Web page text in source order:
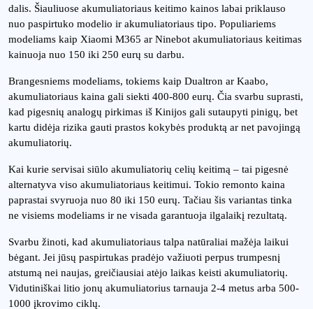
dalis. Šiauliuose akumuliatoriaus keitimo kainos labai priklauso
nuo paspirtuko modelio ir akumuliatoriaus tipo. Populiariems
modeliams kaip Xiaomi M365 ar Ninebot akumuliatoriaus keitimas
kainuoja nuo 150 iki 250 eurų su darbu.
Brangesniems modeliams, tokiems kaip Dualtron ar Kaabo,
akumuliatoriaus kaina gali siekti 400-800 eurų. Čia svarbu suprasti,
kad pigesnių analogų pirkimas iš Kinijos gali sutaupyti pinigų, bet
kartu didėja rizika gauti prastos kokybės produktą ar net pavojingą
akumuliatorių.
Kai kurie servisai siūlo akumuliatorių celių keitimą – tai pigesnė
alternatyva viso akumuliatoriaus keitimui. Tokio remonto kaina
paprastai svyruoja nuo 80 iki 150 eurų. Tačiau šis variantas tinka
ne visiems modeliams ir ne visada garantuoja ilgalaikį rezultatą.
Svarbu žinoti, kad akumuliatoriaus talpa natūraliai mažėja laikui
bėgant. Jei jūsų paspirtukas pradėjo važiuoti perpus trumpesnį
atstumą nei naujas, greičiausiai atėjo laikas keisti akumuliatorių.
Vidutiniškai litio jonų akumuliatorius tarnauja 2-4 metus arba 500-
1000 įkrovimo ciklų.